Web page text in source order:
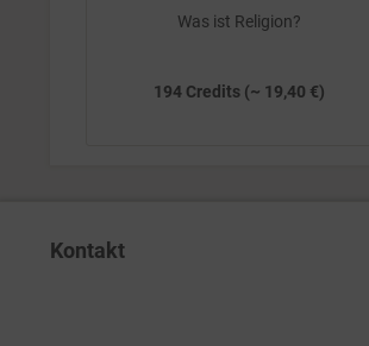
Was ist Religion?
194 Credits (~ 19,40 €)
Kontakt